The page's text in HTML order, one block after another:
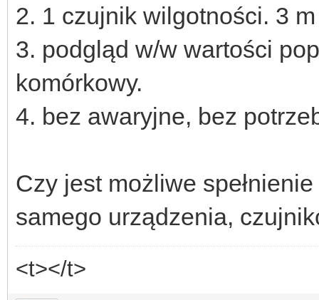
2. 1 czujnik wilgotności. 3 m
3. podgląd w/w wartości
komórkowy.
4. bez awaryjne, bez
Czy jest możliwe
samego urządzenia,
<t></t>